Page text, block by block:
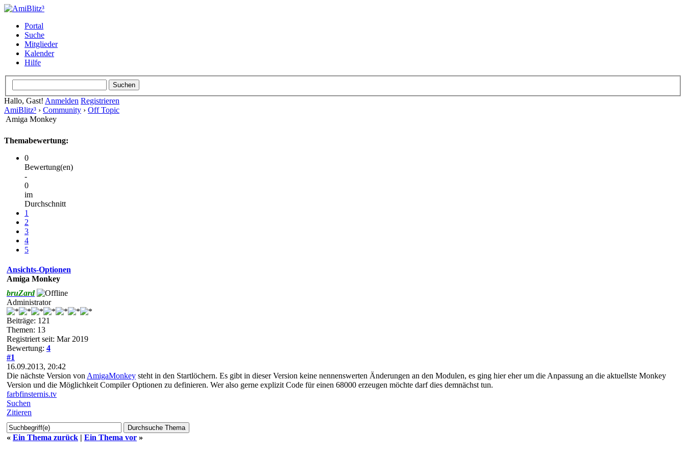
Portal
Suche
Mitglieder
Kalender
Hilfe
Hallo, Gast! Anmelden Registrieren
AmiBlitz³ › Community › Off Topic
Amiga Monkey
Themabewertung:
0
Bewertung(en)
-
0
im
Durchschnitt
1
2
3
4
5
Ansichts-Optionen
Amiga Monkey
bruZard
Administrator
Beiträge: 121
Themen: 13
Registriert seit: Mar 2019
Bewertung: 4
#1
16.09.2013, 20:42
Die nächste Version von AmigaMonkey steht in den Startlöchern. Es gibt in dieser Version keine nennenswerten Änderungen an den Modulen, es ging hier eher um die Anpassung an die aktuellste Monkey
Version und die Möglichkeit Compiler Optionen zu definieren. Wer also gerne explizit Code für einen 68000 erzeugen möchte darf dies demnächst tun.
farbfinsternis.tv
Suchen
Zitieren
« Ein Thema zurück | Ein Thema vor »